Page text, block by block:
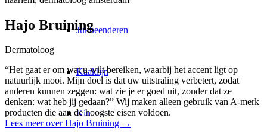
Jukbeenderen
Kaaklijn
Kin
Hajo Bruining
Dermatoloog
“Het gaat er om wat u wilt bereiken, waarbij het accent ligt op
natuurlijk mooi. Mijn doel is dat uw uitstraling verbetert, zodat
anderen kunnen zeggen: wat zie je er goed uit, zonder dat ze
denken: wat heb jij gedaan?” Wij maken alleen gebruik van A-merk
producten die aan de hoogste eisen voldoen.
Lees meer over Hajo Bruining →